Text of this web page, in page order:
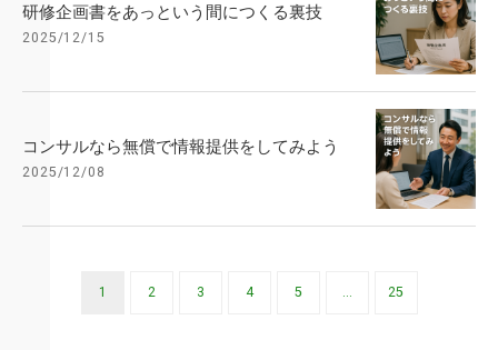
研修企画書をあっという間につくる裏技
2025/12/15
コンサルなら無償で情報提供をしてみよう
2025/12/08
1 2 3 4 5 ... 25